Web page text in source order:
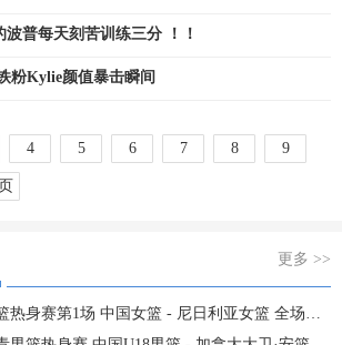
波普每天刻苦训练三分 ！！
粉Kylie颜值暴击瞬间
4 5 6 7 8 9
更多 >>
身赛第1场 中国女篮 - 尼日利亚女篮 全场录像